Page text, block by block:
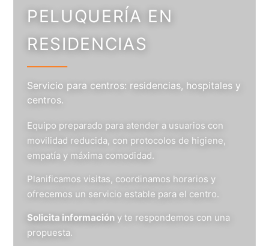
PELUQUERÍA EN
RESIDENCIAS
Servicio para centros: residencias, hospitales y
centros.
Equipo preparado para atender a usuarios con
movilidad reducida, con protocolos de higiene,
empatía y máxima comodidad.
Planificamos visitas, coordinamos horarios y
ofrecemos un servicio estable para el centro.
Solicita información y te respondemos con una
propuesta.